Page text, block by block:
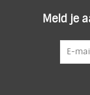
Behuizingsdikte: 17
Armbandbreedte:
Armbandlengte:
Meld je